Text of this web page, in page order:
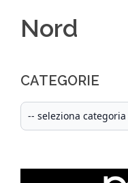
Nord
CATEGORIE